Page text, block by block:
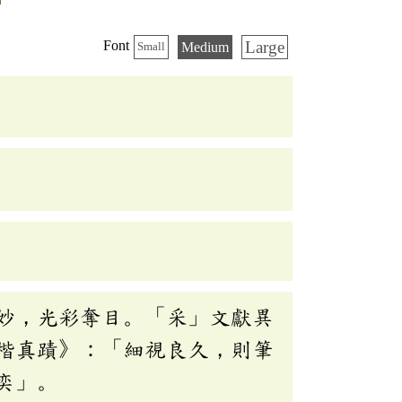
Font Small Medium Large
，光彩奪目。「采」文獻異
真蹟》：「細視良久，則筆
。